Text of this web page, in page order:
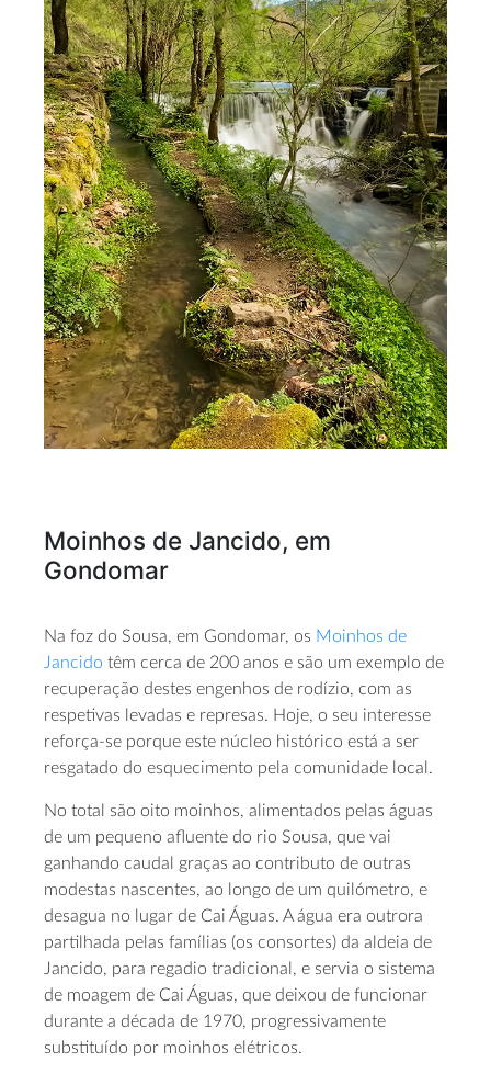
Moinhos de Jancido, em
Gondomar
Na foz do Sousa, em Gondomar, os Moinhos de
Jancido têm cerca de 200 anos e são um exemplo de
recuperação destes engenhos de rodízio, com as
respetivas levadas e represas. Hoje, o seu interesse
reforça-se porque este núcleo histórico está a ser
resgatado do esquecimento pela comunidade local.
No total são oito moinhos, alimentados pelas águas
de um pequeno afluente do rio Sousa, que vai
ganhando caudal graças ao contributo de outras
modestas nascentes, ao longo de um quilómetro, e
desagua no lugar de Cai Águas. A água era outrora
partilhada pelas famílias (os consortes) da aldeia de
Jancido, para regadio tradicional, e servia o sistema
de moagem de Cai Águas, que deixou de funcionar
durante a década de 1970, progressivamente
substituído por moinhos elétricos.